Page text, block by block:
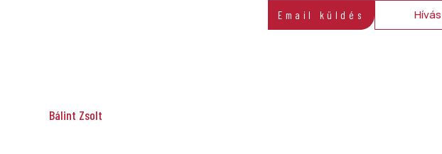
Email küldés Hívás
Bálint Zsolt